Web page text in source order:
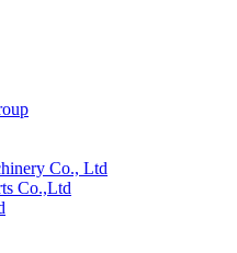
Co., Ltd
Co.,Ltd